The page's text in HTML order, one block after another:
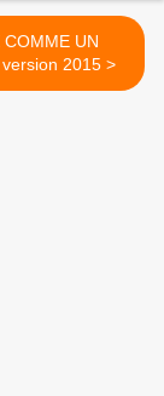
COMME UN
ROMAN, version 2015 >